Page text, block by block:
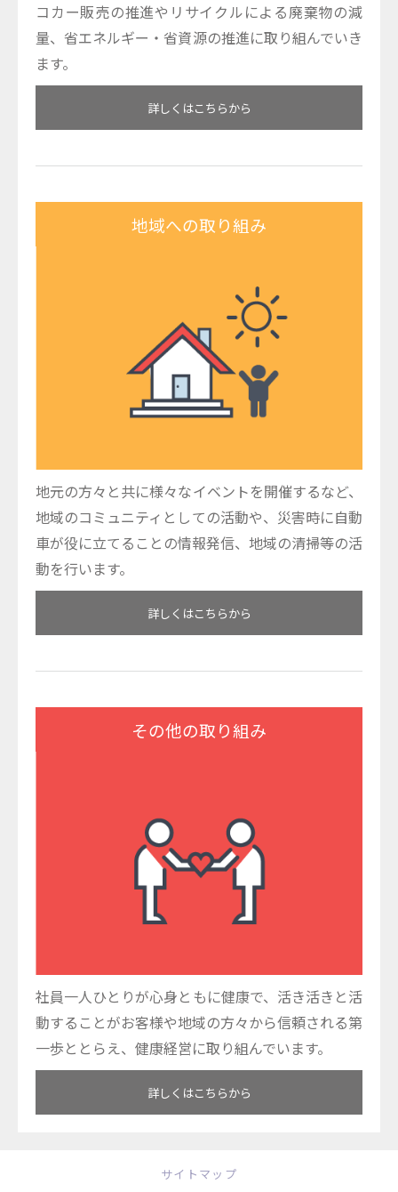
コカー販売の推進やリサイクルによる廃棄物の減
量、省エネルギー・省資源の推進に取り組んでいき
ます。
詳しくはこちらから
地域への取り組み
地元の方々と共に様々なイベントを開催するなど、
地域のコミュニティとしての活動や、災害時に自動
車が役に立てることの情報発信、地域の清掃等の活
動を行います。
詳しくはこちらから
その他の取り組み
社員一人ひとりが心身ともに健康で、活き活きと活
動することがお客様や地域の方々から信頼される第
一歩ととらえ、健康経営に取り組んでいます。
詳しくはこちらから
サイトマップ